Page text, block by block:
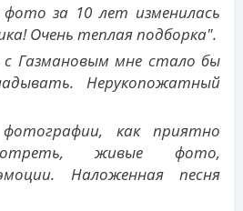
за 10 лет изменилась
Очень теплая подборка".
Газмановым мне стало бы
Нерукопожатный
как приятно
живые фото,
Наложенная песня